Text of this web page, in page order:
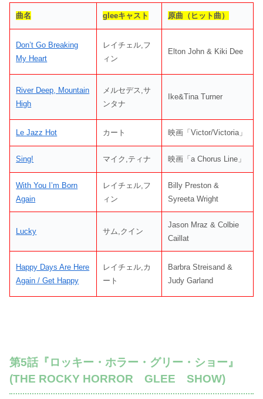
曲名 gleeキャスト 原曲（ヒット曲）
Don’t Go Breaking
My Heart
レイチェル,フ
ィン
Elton John & Kiki Dee
River Deep, Mountain
High
メルセデス,サ
ンタナ
Ike&Tina Turner
Le Jazz Hot カート 映画「Victor/Victoria」
Sing! マイク,ティナ 映画「a Chorus Line」
With You I’m Born
Again
レイチェル,フ
ィン
Billy Preston &
Syreeta Wright
Lucky サム,クイン
Jason Mraz & Colbie
Caillat
Happy Days Are Here
Again / Get Happy
レイチェル,カ
ート
Barbra Streisand &
Judy Garland
第5話『ロッキー・ホラー・グリー・ショー』
(THE ROCKY HORROR GLEE SHOW)